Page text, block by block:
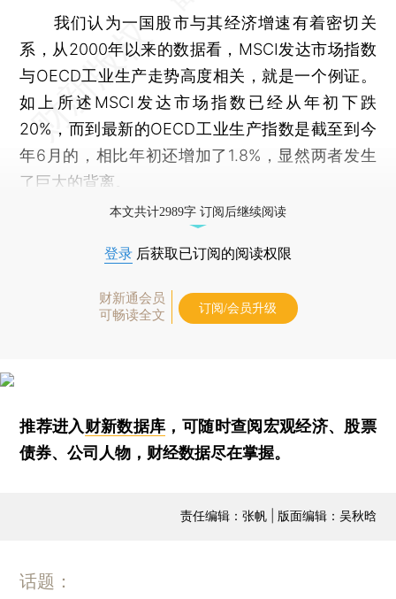
我们认为一国股市与其经济增速有着密切关
系，从2000年以来的数据看，MSCI发达市场指数
与OECD工业生产走势高度相关，就是一个例证。
如上所述MSCI发达市场指数已经从年初下跌
20%，而到最新的OECD工业生产指数是截至到今
年6月的，相比年初还增加了1.8%，显然两者发生
了巨大的背离。
本文共计2989字 订阅后继续阅读
登录 后获取已订阅的阅读权限
财新通会员
可畅读全文
订阅/会员升级
推荐进入财新数据库 ，可随时查阅宏观经济、股票
债券、公司人物，财经数据尽在掌握。
责任编辑：张帆 | 版面编辑：吴秋晗
话题：